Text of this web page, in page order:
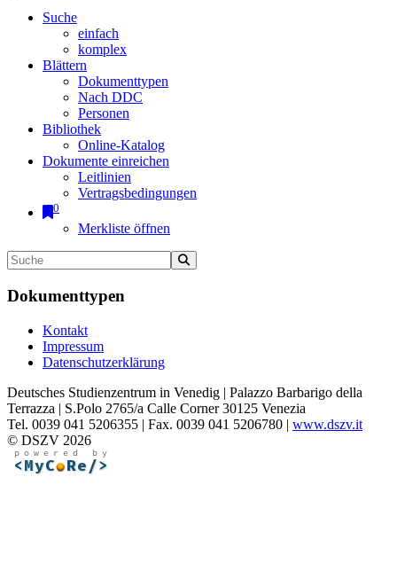
Suche
einfach
komplex
Blättern
Dokumenttypen
Nach DDC
Personen
Bibliothek
Online-Katalog
Dokumente einreichen
Leitlinien
Vertragsbedingungen
0
Merkliste öffnen
Dokumenttypen
Kontakt
Impressum
Datenschutzerklärung
Deutsches Studienzentrum in Venedig | Palazzo Barbarigo della
Terrazza | S.Polo 2765/a Calle Corner 30125 Venezia
Tel. 0039 041 5206355 | Fax. 0039 041 5206780 | www.dszv.it
© DSZV 2026